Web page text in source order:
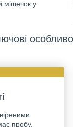
мішечок у
пробу,